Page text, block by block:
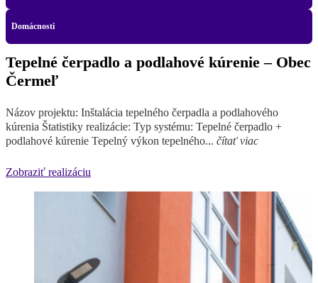
Domácnosti
Tepelné čerpadlo a podlahové kúrenie – Obec
Čermeľ
Názov projektu: Inštalácia tepelného čerpadla a podlahového
kúrenia Štatistiky realizácie: Typ systému: Tepelné čerpadlo +
podlahové kúrenie Tepelný výkon tepelného... čítať viac
Zobraziť realizáciu